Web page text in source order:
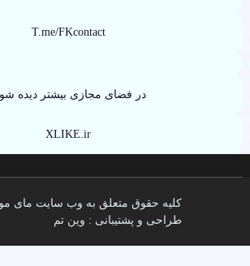
T.me/FKcontact
در فضای مجازی بیشتر دیده
XLIKE.ir
کلیه حقوق متعلق به وب سایت مای
طراحی و پشتیبانی : وین تم